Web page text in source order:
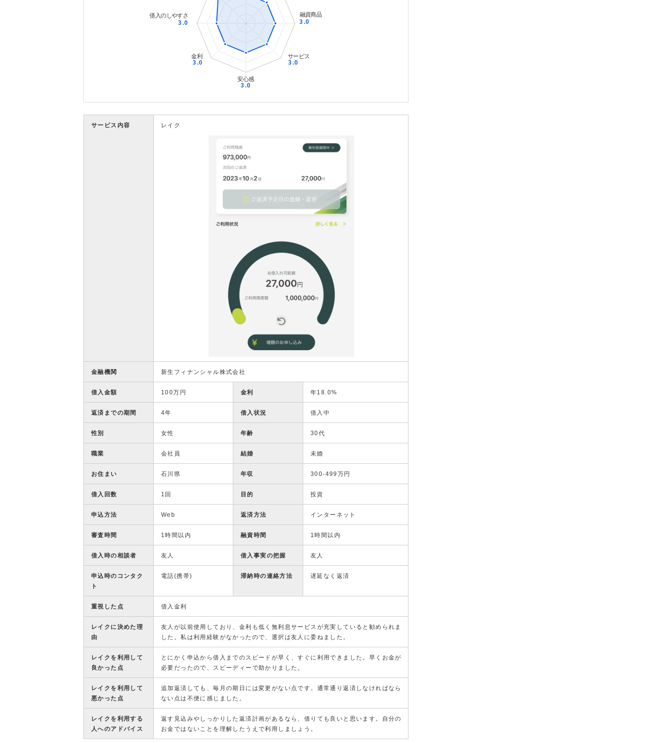
サービス内容 レイク
金融機関 新生フィナンシャル株式会社
借入金額 100万円 金利 年18.0%
返済までの期間 4年 借入状況 借入中
性別 女性 年齢 30代
職業 会社員 結婚 未婚
お住まい 石川県 年収 300-499万円
借入回数 1回 目的 投資
申込方法 Web 返済方法 インターネット
審査時間 1時間以内 融資時間 1時間以内
借入時の相談者 友人 借入事実の把握 友人
申込時のコンタク
ト
電話(携帯) 滞納時の連絡方法 遅延なく返済
重視した点 借入金利
レイクに決めた理
由
友人が以前使用しており、金利も低く無利息サービスが充実していると勧められま
した。私は利用経験がなかったので、選択は友人に委ねました。
レイクを利用して
良かった点
とにかく申込から借入までのスピードが早く、すぐに利用できました。早くお金が
必要だったので、スピーディーで助かりました。
レイクを利用して
悪かった点
追加返済しても、毎月の期日には変更がない点です。通常通り返済しなければなら
ない点は不便に感じました。
レイクを利用する
人へのアドバイス
返す見込みやしっかりした返済計画があるなら、借りても良いと思います。自分の
お金ではないことを理解したうえで利用しましょう。